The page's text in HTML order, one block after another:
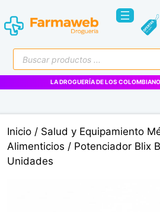
al
contenido
Búsqueda
de
productos
LA DROGUERÍA DE LOS
Inicio / Salud y Equipamiento
Alimenticios / Potenciador Blix
Unidades